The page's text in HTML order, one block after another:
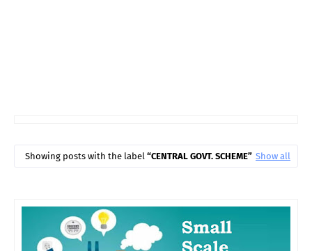
Showing posts with the label CENTRAL GOVT. SCHEME Show all